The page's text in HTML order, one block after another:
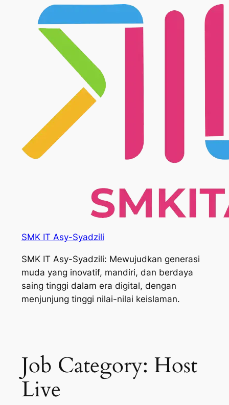
SMK IT Asy-Syadzili
SMK IT Asy-Syadzili: Mewujudkan generasi
muda yang inovatif, mandiri, dan berdaya
saing tinggi dalam era digital, dengan
menjunjung tinggi nilai-nilai keislaman.
Job Category: Host
Live